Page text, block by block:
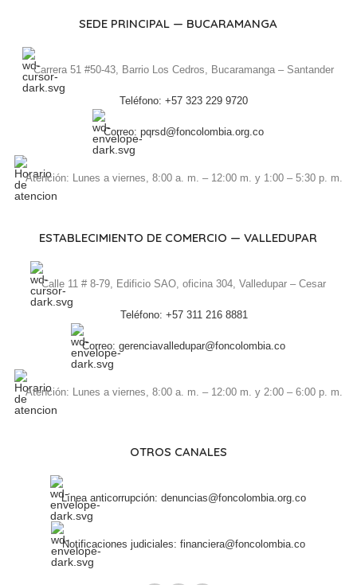
SEDE PRINCIPAL — BUCARAMANGA
Carrera 51 #50-43, Barrio Los Cedros, Bucaramanga – Santander
Teléfono: +57 323 229 9720
Correo: pqrsd@foncolombia.org.co
Atención: Lunes a viernes, 8:00 a. m. – 12:00 m. y 1:00 – 5:30 p. m.
ESTABLECIMIENTO DE COMERCIO — VALLEDUPAR
Calle 11 # 8-79, Edificio SAO, oficina 304, Valledupar – Cesar
Teléfono: +57 311 216 8881
Correo: gerenciavalledupar@foncolombia.co
Atención: Lunes a viernes, 8:00 a. m. – 12:00 m. y 2:00 – 6:00 p. m.
OTROS CANALES
Línea anticorrupción: denuncias@foncolombia.org.co
Notificaciones judiciales: financiera@foncolombia.co